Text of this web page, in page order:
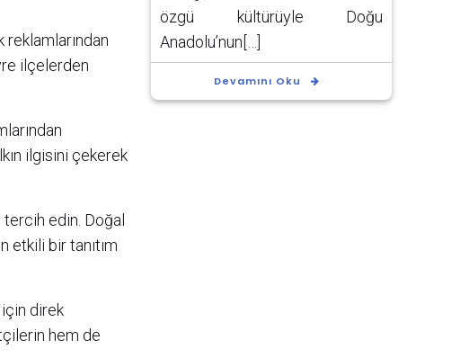
ilçelerden
ilgisini çekerek
tercih edin. Doğal
bir tanıtım
direk
hem de
özgü kültürüyle Doğu
Anadolu’nun[…]
Devamını Oku